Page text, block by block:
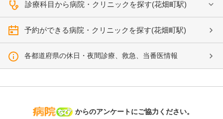
診療科目から病院・クリニックを探す(花畑町駅)
予約ができる病院・クリニックを探す(花畑町駅)
各都道府県の休日・夜間診療、救急、当番医情報
病院なび
からのアンケートにご協力ください。